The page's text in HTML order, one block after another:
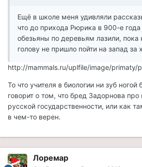
Ещё в школе меня удивляли
что до прихода Рюрика в 900-е года
обезьяны по деревьям лазили, пока
голову не пришло пойти на запад за
http://mammals.ru/uplfile/image/primaty/
То что учителя в биологии ни зуб
говорит о том, что бред Задорнова про
русской государственности, или как
в чем-то верен.
Лоремар